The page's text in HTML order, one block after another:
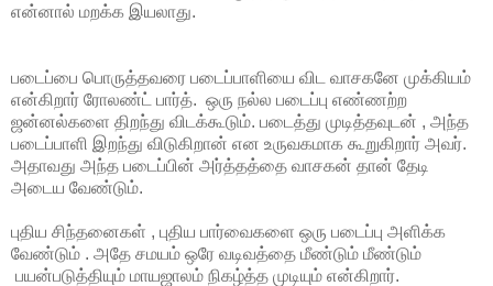
என்னால் மறக்க இயலாது.
படைப்பை பொருத்தவரை படைப்பாளியை விட வாசகனே முக்கியம்
என்கிறார் ரோலண்ட் பார்த். ஒரு நல்ல படைப்பு எண்ணற்ற
ஜன்னல்களை திறந்து விடக்கூடும். படைத்து முடித்தவுடன் , அந்த
படைப்பாளி இறந்து விடுகிறான் என உருவகமாக கூறுகிறார் அவர்.
அதாவது அந்த படைப்பின் அர்த்தத்தை வாசகன் தான் தேடி
அடைய வேண்டும்.
புதிய சிந்தனைகள் , புதிய பார்வைகளை ஒரு படைப்பு அளிக்க
வேண்டும் . அதே சமயம் ஒரே வடிவத்தை மீண்டும் மீண்டும்
பயன்படுத்தியும் மாயஜாலம் நிகழ்த்த முடியும் என்கிறார்.